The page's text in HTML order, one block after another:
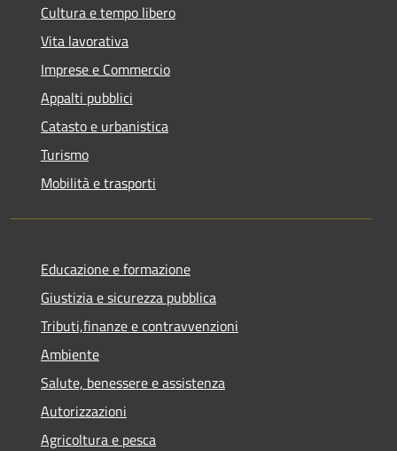
Cultura e tempo libero
Vita lavorativa
Imprese e Commercio
Appalti pubblici
Catasto e urbanistica
Turismo
Mobilità e trasporti
Educazione e formazione
Giustizia e sicurezza pubblica
Tributi,finanze e contravvenzioni
Ambiente
Salute, benessere e assistenza
Autorizzazioni
Agricoltura e pesca